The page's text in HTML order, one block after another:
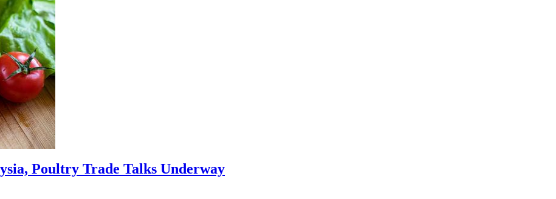
Poultry Trade Talks Underway